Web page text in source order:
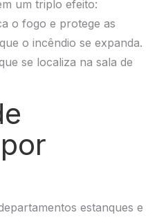
um triplo efeito:
o fogo e protege as
o incêndio se expanda.
se localiza na sala de
estanques e